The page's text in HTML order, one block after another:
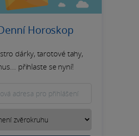
Horoskop
dárky, tarotové tahy,
přihlaste se nyní!